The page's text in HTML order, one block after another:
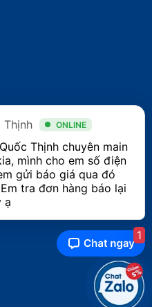
Thịnh ONLINE
Thịnh chuyên main
mình cho em số điện
gửi báo giá qua đó
tra đơn hàng báo lại
ạ
1